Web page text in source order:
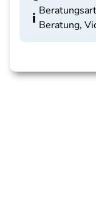
Beratung,